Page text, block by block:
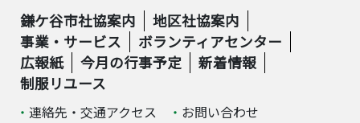
鎌ケ谷市社協案内
地区社協案内
事業・サービス
ボランティアセンター
広報紙
今月の行事予定
新着情報
制服リユース
連絡先・交通アクセス お問い合わせ